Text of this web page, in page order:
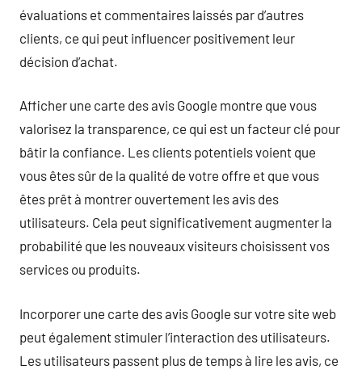
évaluations et commentaires laissés par d’autres
clients, ce qui peut influencer positivement leur
décision d’achat.
Afficher une carte des avis Google montre que vous
valorisez la transparence, ce qui est un facteur clé pour
bâtir la confiance. Les clients potentiels voient que
vous êtes sûr de la qualité de votre offre et que vous
êtes prêt à montrer ouvertement les avis des
utilisateurs. Cela peut significativement augmenter la
probabilité que les nouveaux visiteurs choisissent vos
services ou produits.
Incorporer une carte des avis Google sur votre site web
peut également stimuler l’interaction des utilisateurs.
Les utilisateurs passent plus de temps à lire les avis, ce